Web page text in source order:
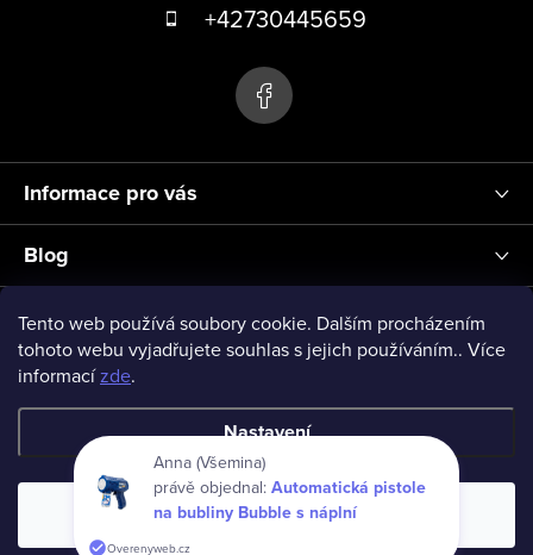
Tento web používá soubory cookie. Dalším procházením
tohoto webu vyjadřujete souhlas s jejich používáním.. Více
informacízde.
Nastavení
Souhlasím
p
v
y
v
ý
p
í
+42730445659
Informace pro vás
Blog
Přihlášení
Copyright 2026 www.vseprodeti.eu. Všechna práva vyhrazena.
Anna (Všemina)
právě objednal: Automatická pistole
na bubliny Bubble s náplní
Overenyweb.cz